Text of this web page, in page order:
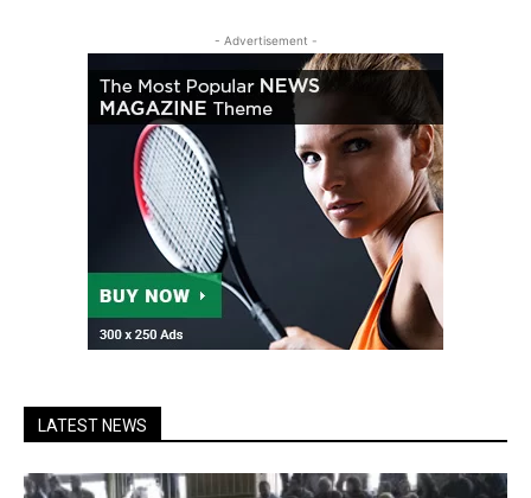
- Advertisement -
LATEST NEWS